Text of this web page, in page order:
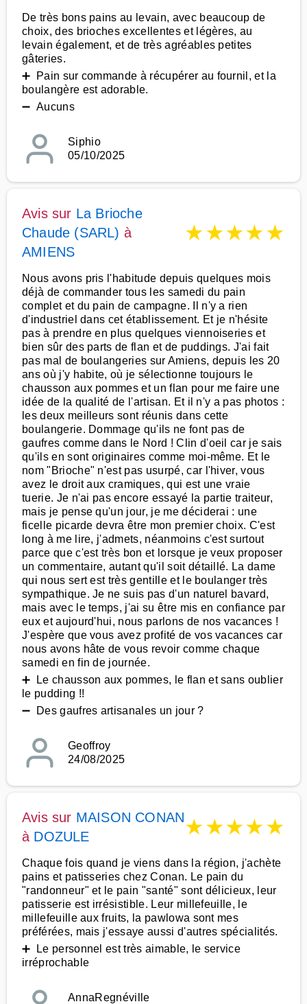
De très bons pains au levain, avec beaucoup de
choix, des brioches excellentes et légères, au
levain également, et de très agréables petites
gâteries.
➕ Pain sur commande à récupérer au fournil, et la
boulangère est adorable.
➖ Aucuns
Siphio
05/10/2025
Avis sur La Brioche
Chaude (SARL) à
AMIENS
★★★★★
Nous avons pris l'habitude depuis quelques mois
déjà de commander tous les samedi du pain
complet et du pain de campagne. Il n'y a rien
d'industriel dans cet établissement. Et je n'hésite
pas à prendre en plus quelques viennoiseries et
bien sûr des parts de flan et de puddings. J'ai fait
pas mal de boulangeries sur Amiens, depuis les 20
ans où j'y habite, où je sélectionne toujours le
chausson aux pommes et un flan pour me faire une
idée de la qualité de l'artisan. Et il n'y a pas photos :
les deux meilleurs sont réunis dans cette
boulangerie. Dommage qu'ils ne font pas de
gaufres comme dans le Nord ! Clin d'oeil car je sais
qu'ils en sont originaires comme moi-même. Et le
nom "Brioche" n'est pas usurpé, car l'hiver, vous
avez le droit aux cramiques, qui est une vraie
tuerie. Je n'ai pas encore essayé la partie traiteur,
mais je pense qu'un jour, je me déciderai : une
ficelle picarde devra être mon premier choix. C'est
long à me lire, j'admets, néanmoins c'est surtout
parce que c'est très bon et lorsque je veux proposer
un commentaire, autant qu'il soit détaillé. La dame
qui nous sert est très gentille et le boulanger très
sympathique. Je ne suis pas d'un naturel bavard,
mais avec le temps, j'ai su être mis en confiance par
eux et aujourd'hui, nous parlons de nos vacances !
J'espère que vous avez profité de vos vacances car
nous avons hâte de vous revoir comme chaque
samedi en fin de journée.
➕ Le chausson aux pommes, le flan et sans oublier
le pudding !!
➖ Des gaufres artisanales un jour ?
Geoffroy
24/08/2025
Avis sur MAISON CONAN
à DOZULE ★★★★★
Chaque fois quand je viens dans la région, j'achète
pains et patisseries chez Conan. Le pain du
"randonneur" et le pain "santé" sont délicieux, leur
patisserie est irrésistible. Leur millefeuille, le
millefeuille aux fruits, la pawlowa sont mes
préférées, mais j'essaye aussi d'autres spécialités.
➕ Le personnel est très aimable, le service
irréprochable
AnnaRegnéville